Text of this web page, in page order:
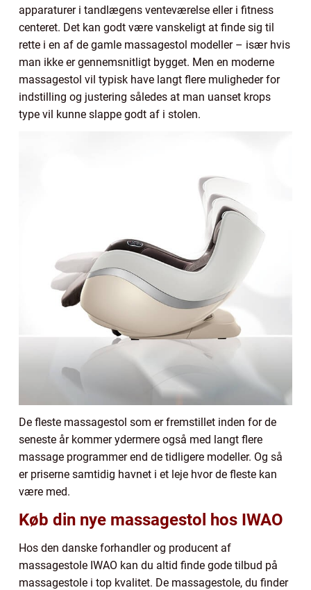
apparaturer i tandlægens venteværelse eller i fitness
centeret. Det kan godt være vanskeligt at finde sig til
rette i en af de gamle massagestol modeller – især hvis
man ikke er gennemsnitligt bygget. Men en moderne
massagestol vil typisk have langt flere muligheder for
indstilling og justering således at man uanset krops
type vil kunne slappe godt af i stolen.
De fleste massagestol som er fremstillet inden for de
seneste år kommer ydermere også med langt flere
massage programmer end de tidligere modeller. Og så
er priserne samtidig havnet i et leje hvor de fleste kan
være med.
Køb din nye massagestol hos IWAO
Hos den danske forhandler og producent af
massagestole IWAO kan du altid finde gode tilbud på
massagestole i top kvalitet. De massagestole, du finder